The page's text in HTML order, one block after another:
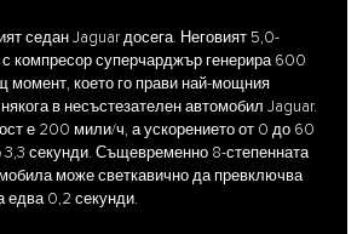
седан Jaguar досега. Неговият 5,0-
компресор суперчарджър генерира 600
момент, което го прави най-мощния
в несъстезателен автомобил Jaguar.
е 200 мили/ч, а ускорението от 0 до 60
секунди. Същевременно 8-степенната
може светкавично да превключва
едва 0,2 секунди.